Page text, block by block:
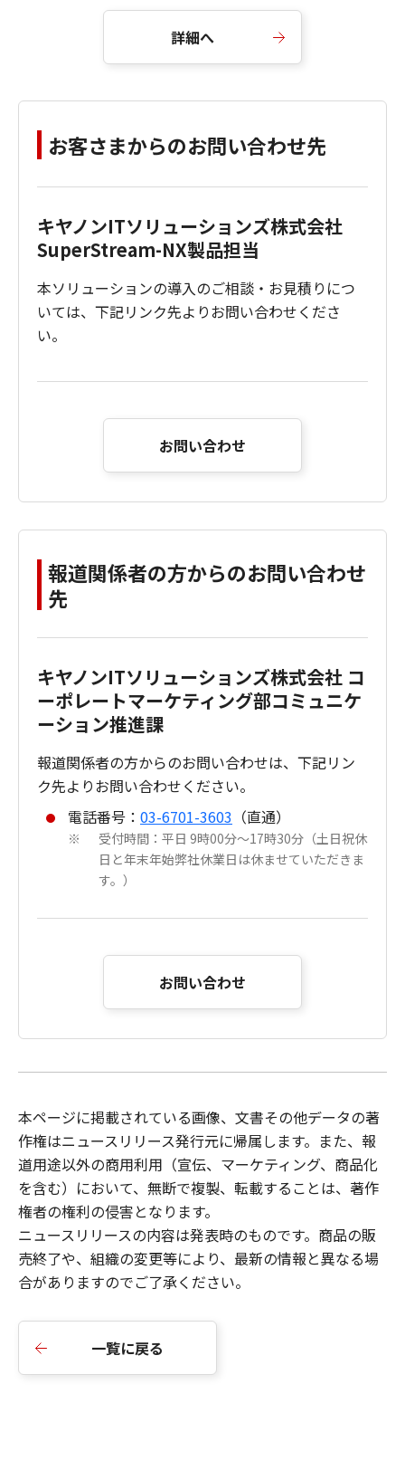
詳細へ
お客さまからのお問い合わせ先
キヤノンITソリューションズ株式会社
SuperStream-NX製品担当
本ソリューションの導入のご相談・お見積りにつ
いては、下記リンク先よりお問い合わせくださ
い。
お問い合わせ
報道関係者の方からのお問い合わせ
先
キヤノンITソリューションズ株式会社 コ
ーポレートマーケティング部コミュニケ
ーション推進課
報道関係者の方からのお問い合わせは、下記リン
ク先よりお問い合わせください。
電話番号： 03-6701-3603 （直通）
※
受付時間：平日 9時00分～17時30分（土日祝休
日と年末年始弊社休業日は休ませていただきま
す。）
お問い合わせ
本ページに掲載されている画像、文書その他データの著
作権はニュースリリース発行元に帰属します。また、報
道用途以外の商用利用（宣伝、マーケティング、商品化
を含む）において、無断で複製、転載することは、著作
権者の権利の侵害となります。
ニュースリリースの内容は発表時のものです。商品の販
売終了や、組織の変更等により、最新の情報と異なる場
合がありますのでご了承ください。
一覧に戻る